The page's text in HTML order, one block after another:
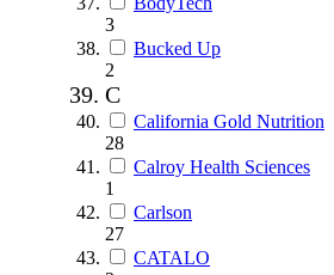
3
Bucked Up
2
C
California Gold Nutrition
28
Calroy Health Sciences
1
Carlson
27
CATALO